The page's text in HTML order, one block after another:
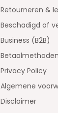
Retourneren &
Beschadigd of
Business (B2B)
Betaalmethoden
Privacy Policy
Algemene
Disclaimer